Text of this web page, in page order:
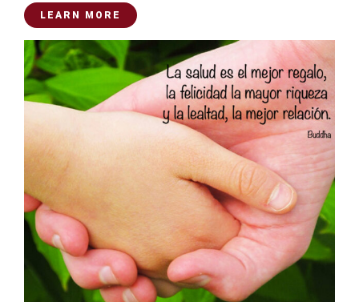
LEARN MORE